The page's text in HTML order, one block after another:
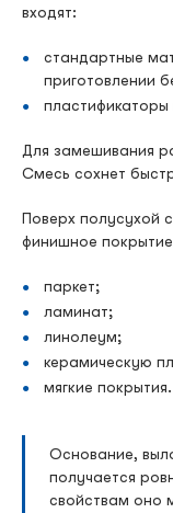
входят:
стандартные
приготовлении
Для замешивания
Смесь сохнет
Поверх полусухой
финишное
паркет;
ламинат;
линолеум;
керамическую
мягкие покрытия.
Основание,
получается
свойствам оно